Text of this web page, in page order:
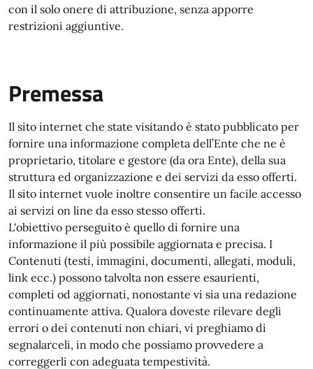
con il solo onere di attribuzione, senza apporre
restrizioni aggiuntive.
Premessa
Il sito internet che state visitando è stato pubblicato per
fornire una informazione completa dell’Ente che ne è
proprietario, titolare e gestore (da ora Ente), della sua
struttura ed organizzazione e dei servizi da esso offerti.
Il sito internet vuole inoltre consentire un facile accesso
ai servizi on line da esso stesso offerti.
L'obiettivo perseguito è quello di fornire una
informazione il più possibile aggiornata e precisa. I
Contenuti (testi, immagini, documenti, allegati, moduli,
link ecc.) possono talvolta non essere esaurienti,
completi od aggiornati, nonostante vi sia una redazione
continuamente attiva. Qualora doveste rilevare degli
errori o dei contenuti non chiari, vi preghiamo di
segnalarceli, in modo che possiamo provvedere a
correggerli con adeguata tempestività.